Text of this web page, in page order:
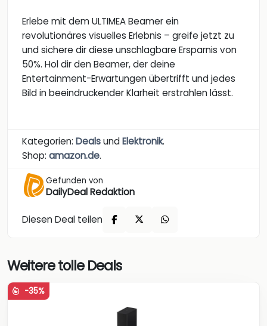
Erlebe mit dem ULTIMEA Beamer ein
revolutionäres visuelles Erlebnis – greife jetzt zu
und sichere dir diese unschlagbare Ersparnis von
50%. Hol dir den Beamer, der deine
Entertainment-Erwartungen übertrifft und jedes
Bild in beeindruckender Klarheit erstrahlen lässt.
Kategorien: DealsundElektronik.
Shop: amazon.de.
Gefunden von
DailyDeal Redaktion
Diesen Deal teilen
Weitere tolle Deals
-35%